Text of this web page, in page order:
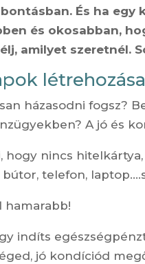
És ha egy
és okosabban,
amilyet szeretnél.
létrehozása
házasodni fogsz?
A jó és
hogy nincs
telefon,
hamarabb!
indíts
jó kondíciód